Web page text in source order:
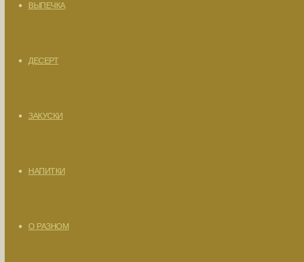
ВЫПЕЧКА
ДЕСЕРТ
ЗАКУСКИ
НАПИТКИ
О РАЗНОМ